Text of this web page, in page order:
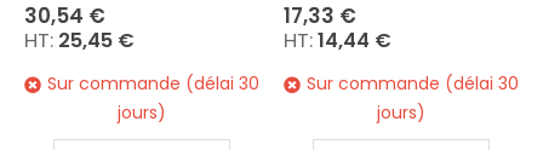
30,54 €
25,45 €
Sur commande (délai 30
jours)
17,33 €
14,44 €
Sur commande (délai 30
jours)